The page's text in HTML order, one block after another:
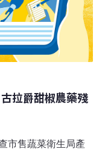
的生鮮蔬果，檢測
的農藥品項。
拉爵甜椒農藥殘
市售蔬菜衛生局產